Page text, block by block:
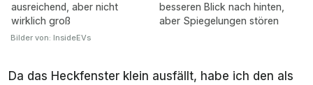
ausreichend, aber nicht
wirklich groß
besseren Blick nach hinten,
aber Spiegelungen stören
Bilder von: InsideEVs
Da das Heckfenster klein ausfällt, habe ich den als